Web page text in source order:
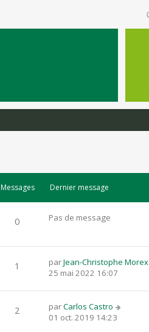
Messages Dernier message
0 Pas de message
1 parJean-Christophe Morex
25 mai 2022 16:07
2 parCarlos Castro
01 oct. 2019 14:23